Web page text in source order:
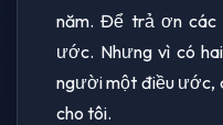
năm. Để trả ơn các
ước. Nhưng vì có
người một điều ước,
cho tôi.